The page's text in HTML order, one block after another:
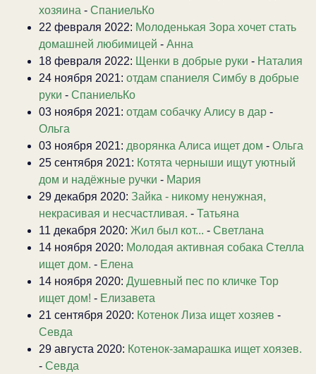
хозяина - СпаниельКо
22 февраля 2022: Молоденькая Зора хочет стать
домашней любимицей - Анна
18 февраля 2022: Щенки в добрые руки - Наталия
24 ноября 2021: отдам спаниеля Симбу в добрые
руки - СпаниельКо
03 ноября 2021: отдам собачку Алису в дар -
Ольга
03 ноября 2021: дворянка Алиса ищет дом - Ольга
25 сентября 2021: Котята черныши ищут уютный
дом и надёжные ручки - Мария
29 декабря 2020: Зайка - никому ненужная,
некрасивая и несчастливая. - Татьяна
11 декабря 2020: Жил был кот... - Светлана
14 ноября 2020: Молодая активная собака Стелла
ищет дом. - Елена
14 ноября 2020: Душевный пес по кличке Тор
ищет дом! - Елизавета
21 сентября 2020: Котенок Лиза ищет хозяев -
Севда
29 августа 2020: Котенок-замарашка ищет хоязев.
- Севда